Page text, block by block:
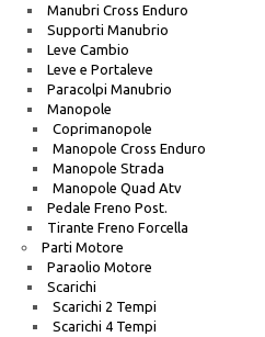
Manubri Cross Enduro
Supporti Manubrio
Leve Cambio
Leve e Portaleve
Paracolpi Manubrio
Manopole
Coprimanopole
Manopole Cross Enduro
Manopole Strada
Manopole Quad Atv
Pedale Freno Post.
Tirante Freno Forcella
Parti Motore
Paraolio Motore
Scarichi
Scarichi 2 Tempi
Scarichi 4 Tempi